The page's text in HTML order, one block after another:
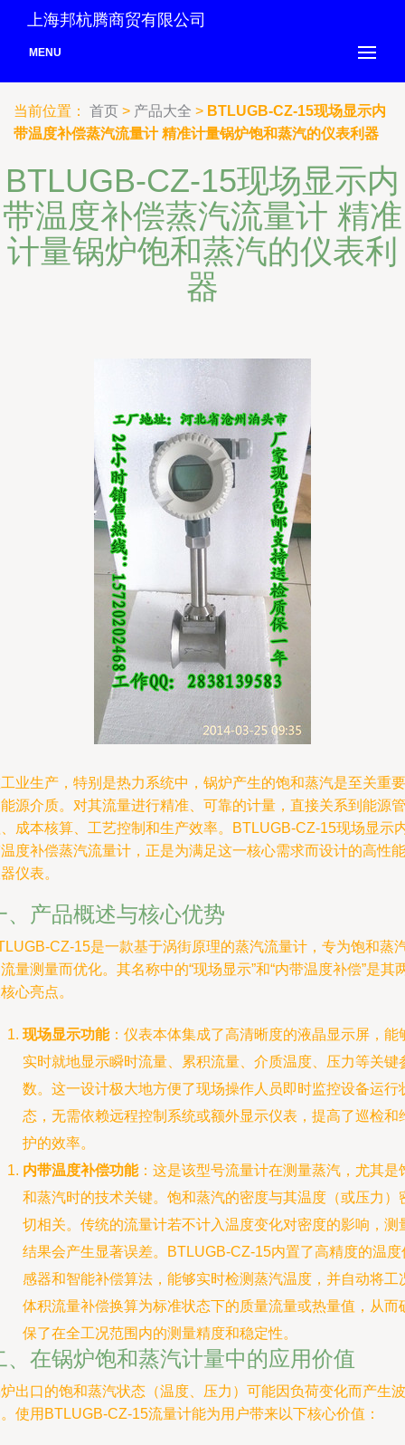
上海邦杭腾商贸有限公司
MENU
当前位置： 首页 > 产品大全 > BTLUGB-CZ-15现场显示内
带温度补偿蒸汽流量计 精准计量锅炉饱和蒸汽的仪表利器
BTLUGB-CZ-15现场显示内
带温度补偿蒸汽流量计 精准
计量锅炉饱和蒸汽的仪表利
器
业生产，特别是热力系统中，锅炉产生的饱和蒸汽是至关重要
源介质。对其流量进行精准、可靠的计量，直接关系到能源管
成本核算、工艺控制和生产效率。BTLUGB-CZ-15现场显示
度补偿蒸汽流量计，正是为满足这一核心需求而设计的高性能
仪表。
、产品概述与核心优势
CZ-15是一款基于涡街原理的蒸汽流量计，专为饱和蒸
量测量而优化。其名称中的“现场显示”和“内带温度补偿”是其
心亮点。
现场显示功能：仪表本体集成了高清晰度的液晶显示屏，能
实时就地显示瞬时流量、累积流量、介质温度、压力等关键
数。这一设计极大地方便了现场操作人员即时监控设备运行
态，无需依赖远程控制系统或额外显示仪表，提高了巡检和
护的效率。
内带温度补偿功能：这是该型号流量计在测量蒸汽，尤其是
和蒸汽时的技术关键。饱和蒸汽的密度与其温度（或压力）
切相关。传统的流量计若不计入温度变化对密度的影响，测
结果会产生显著误差。BTLUGB-CZ-15内置了高精度的温度
感器和智能补偿算法，能够实时检测蒸汽温度，并自动将工
体积流量补偿换算为标准状态下的质量流量或热量值，从而
保了在全工况范围内的测量精度和稳定性。
、在锅炉饱和蒸汽计量中的应用价值
出口的饱和蒸汽状态（温度、压力）可能因负荷变化而产生波
使用BTLUGB-CZ-15流量计能为用户带来以下核心价值：